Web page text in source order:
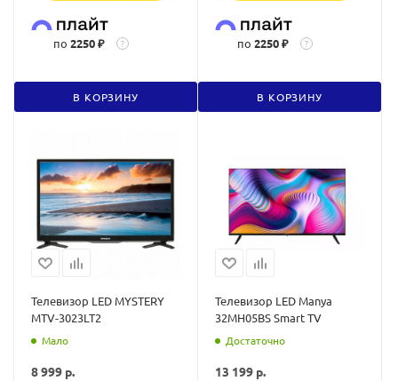
по 2250 ₽ ?
В КОРЗИНУ
по 2250 ₽ ?
В КОРЗИНУ
Телевизор LED MYSTERY
MTV-3023LT2
Мало
8 999 р.
Телевизор LED Manya
32MH05BS Smart TV
Достаточно
13 199 р.